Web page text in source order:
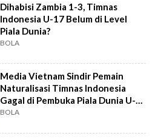
Dihabisi Zambia 1-3, Timnas
Indonesia U-17 Belum di Level
Piala Dunia?
BOLA
Media Vietnam Sindir Pemain
Naturalisasi Timnas Indonesia
Gagal di Pembuka Piala Dunia U-
17 2025
BOLA